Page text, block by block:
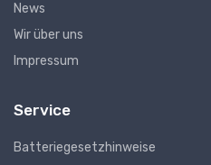
News
Wir über uns
Impressum
Service
Batteriegesetzhinweise